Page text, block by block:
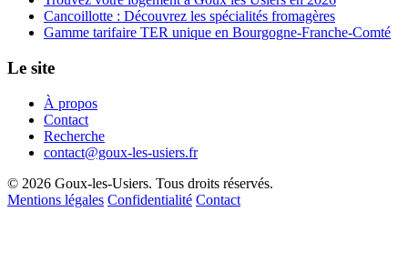
Cancoillotte : Découvrez les spécialités fromagères
Gamme tarifaire TER unique en Bourgogne-Franche-Comté
Le site
À propos
Contact
Recherche
contact@goux-les-usiers.fr
© 2026 Goux-les-Usiers. Tous droits réservés.
Mentions légales Confidentialité Contact